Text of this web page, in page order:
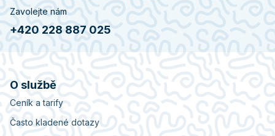
Zavolejte nám
+420 228 887 025
O službě
Ceník a tarify
Často kladené dotazy